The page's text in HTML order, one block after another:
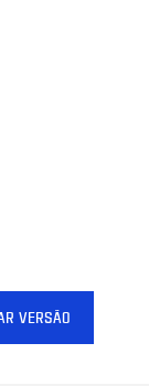
VERSÃO